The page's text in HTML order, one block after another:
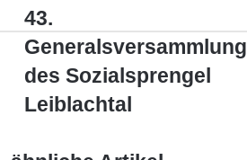
43.
Generalsversammlung
des
Sozialsprengel
43.
Generalsversammlung
des Sozialsprengel
Leiblachtal